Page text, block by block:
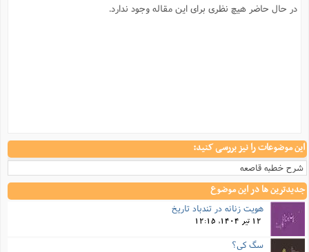
در حال حاضر هیچ نظری برای این مقاله وجود ندارد.
این موضوعات را نیز بررسی کنید:
شرح خطبه قاصعه
جدیدترین ها در این موضوع
هویت زنانه در تندباد تاریخ
12 تیر 1404, 12:15
سگ کی؟